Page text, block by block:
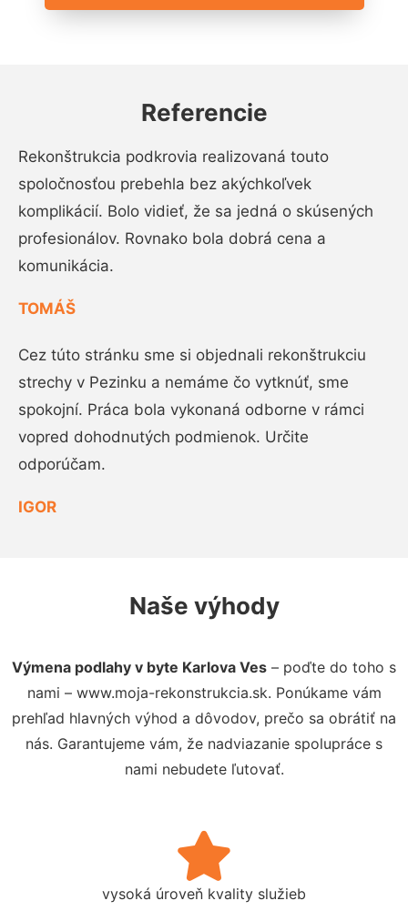
Referencie
Rekonštrukcia podkrovia realizovaná touto
spoločnosťou prebehla bez akýchkoľvek
komplikácií. Bolo vidieť, že sa jedná o skúsených
profesionálov. Rovnako bola dobrá cena a
komunikácia.
TOMÁŠ
Cez túto stránku sme si objednali rekonštrukciu
strechy v Pezinku a nemáme čo vytknúť, sme
spokojní. Práca bola vykonaná odborne v rámci
vopred dohodnutých podmienok. Určite
odporúčam.
IGOR
Naše výhody
Výmena podlahy v byte Karlova Ves – poďte do toho s
nami – www.moja-rekonstrukcia.sk. Ponúkame vám
prehľad hlavných výhod a dôvodov, prečo sa obrátiť na
nás. Garantujeme vám, že nadviazanie spolupráce s
nami nebudete ľutovať.
vysoká úroveň kvality služieb